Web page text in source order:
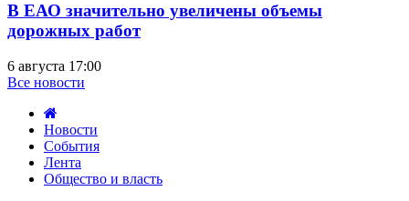
В ЕАО значительно увеличены объемы
дорожных работ
6 августа 17:00
Все новости
Новости
События
Лента
Общество и власть